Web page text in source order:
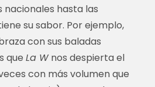
nacionales hasta las
su sabor. Por ejemplo,
con sus baladas
que La Wnos despierta el
con más volumen que